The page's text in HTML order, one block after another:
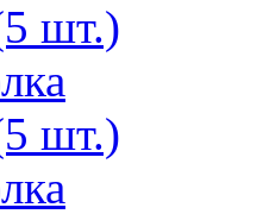
шт.)
шт.)